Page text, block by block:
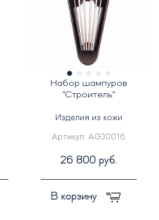
Набор шампуров
"Строитель"
Изделия из кожи
Артикул:AG30016
26 800 руб.
В корзину